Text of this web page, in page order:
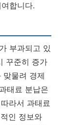
합니다.
부과되고 있
꾸준히 증가
맞물려 경제
태료 분납은
라서 과태료
인 정보와